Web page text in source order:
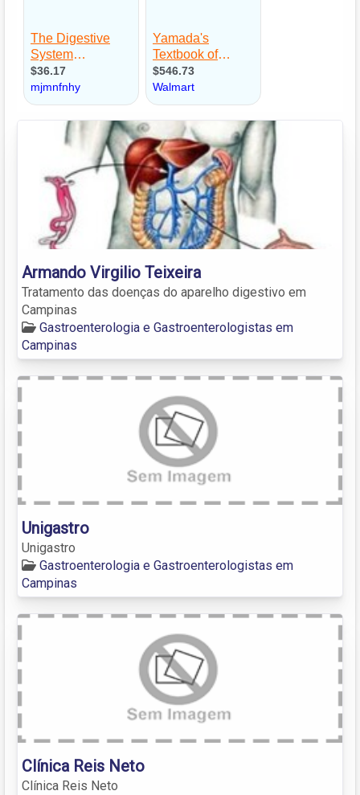
Armando Virgilio Teixeira
Tratamento das doenças do aparelho digestivo em
Campinas
Gastroenterologia e Gastroenterologistas em
Campinas
Unigastro
Unigastro
Gastroenterologia e Gastroenterologistas em
Campinas
Clínica Reis Neto
Clínica Reis Neto